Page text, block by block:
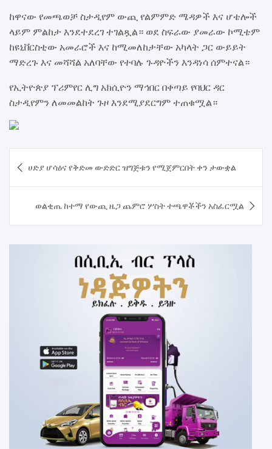
ከዋናው የመጫወቻ ስታዲየም ውጪ የልምምድ ሜዳዎች እና ሆቴሎች
ላይም ምልከታ እንደተደረገ ተገልጿል። ወደ ስፍራው ያመራው ኮሚቴም
ከዩኒቨርስቲው አመራሮች እና ከሚመለከታቸው አካላት ጋር ውይይት
ማድረጉ እና መሻሻል አለባቸው የተባሉ ጉዳዮችን እንዳነሳ ሰምተናል።
የኢትዮጵያ ፕሪምየር ሊግ አክሲዮን ማኅበር በቀጣይ የባህር ዳር
ስታዲየምን ለመመልከት ጉዞ እንደሚያደርግም ተጠቁሟል።
navigation
ሀድያ ሆሳዕና የቅድመ ውድድር ዝግጅቱን የሚጀምርበት ቀን ታውቋል
ወልቂጤ ከተማ የውጪ ዜጋ ጨምሮ ሦስት ተጫዋቾችን አስፈርሟል